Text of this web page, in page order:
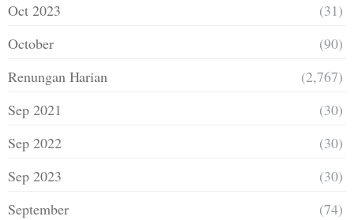
Oct 2023
(31)
October
(90)
Renungan Harian
(2,767)
Sep 2021
(30)
Sep 2022
(30)
Sep 2023
(30)
September
(74)